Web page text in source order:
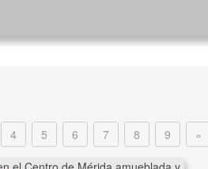
4 5 6 7 8 9 »